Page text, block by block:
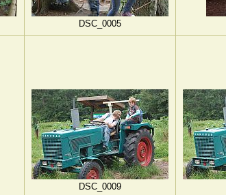
DSC_0005
DSC_0009